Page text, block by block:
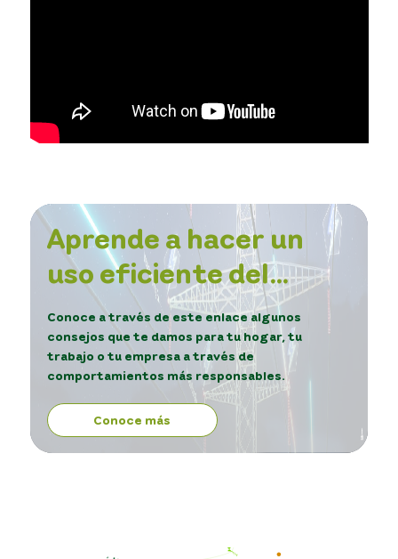
Aprende a hacer un
uso eficiente del
servicio de energía.
Conoce a través de este enlace algunos
consejos que te damos para tu hogar, tu
trabajo o tu empresa a través de
comportamientos más responsables.
Conoce más